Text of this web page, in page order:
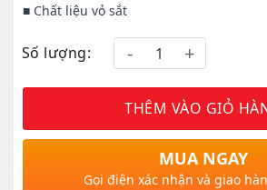
■ Chất liệu vỏ sắt
Số lượng:
THÊM VÀO GIỎ
MUA NGAY
Gọi điện xác nhận và giao